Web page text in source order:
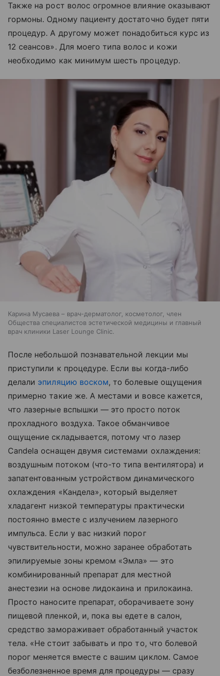
Также на рост волос огромное влияние оказывают
гормоны. Одному пациенту достаточно будет пяти
процедур. А другому может понадобиться курс из
12 сеансов». Для моего типа волос и кожи
необходимо как минимум шесть процедур.
Карина Мусаева – врач-дерматолог, косметолог, член
Общества специалистов эстетической медицины и главный
врач клиники Laser Lounge Clinic.
После небольшой познавательной лекции мы
приступили к процедуре. Если вы когда-либо
делали эпиляцию воском, то болевые ощущения
примерно такие же. А местами и вовсе кажется,
что лазерные вспышки — это просто поток
прохладного воздуха. Такое обманчивое
ощущение складывается, потому что лазер
Candela оснащен двумя системами охлаждения:
воздушным потоком (что-то типа вентилятора) и
запатентованным устройством динамического
охлаждения «Кандела», который выделяет
хладагент низкой температуры практически
постоянно вместе с излучением лазерного
импульса. Если у вас низкий порог
чувствительности, можно заранее обработать
эпилируемые зоны кремом «Эмла» — это
комбинированный препарат для местной
анестезии на основе лидокаина и прилокаина.
Просто наносите препарат, оборачиваете зону
пищевой пленкой, и, пока вы едете в салон,
средство замораживает обработанный участок
тела. «Не стоит забывать и про то, что болевой
порог меняется вместе с вашим циклом. Самое
безболезненное время для процедуры — сразу